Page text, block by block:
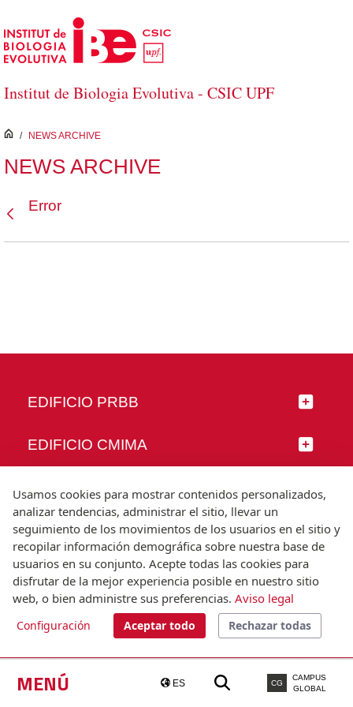
Saltar al contenido principal
Institut de Biologia Evolutiva - CSIC UPF
MENÚ ES CG
CAMPUS
GLOBAL
inici
/ NEWS ARCHIVE
NEWS ARCHIVE
Error
EDIFICIO PRBB
EDIFICIO CMIMA
SÍGUENOS
© Universitat Pompeu Fabra
Barcelona
T.(+34) 93 542 20 00
Usamos cookies para mostrar contenidos personalizados,
analizar tendencias, administrar el sitio, llevar un
seguimiento de los movimientos de los usuarios en el sitio y
recopilar información demográfica sobre nuestra base de
usuarios en su conjunto. Acepte todas las cookies para
disfrutar de la mejor experiencia posible en nuestro sitio
web, o bien administre sus preferencias. Aviso legal
Configuración Aceptar todo Rechazar todas